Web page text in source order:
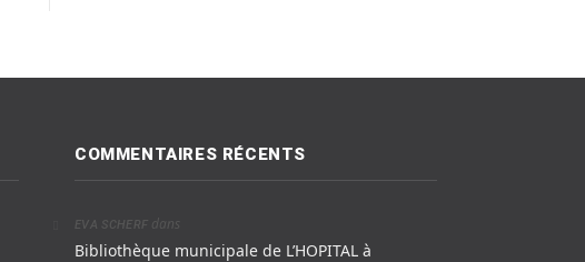
COMMENTAIRES RÉCENTS
EVA SCHERF dans
Bibliothèque municipale de L’HOPITAL à